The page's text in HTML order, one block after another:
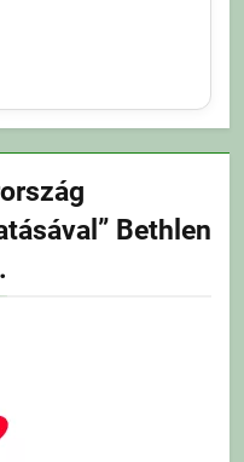
Bethlen